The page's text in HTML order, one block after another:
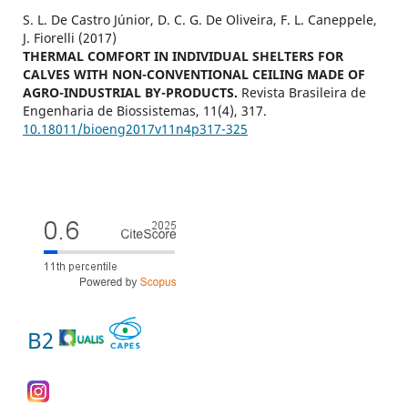
S. L. De Castro Júnior, D. C. G. De Oliveira, F. L. Caneppele,
J. Fiorelli (2017)
THERMAL COMFORT IN INDIVIDUAL SHELTERS FOR
CALVES WITH NON-CONVENTIONAL CEILING MADE OF
AGRO-INDUSTRIAL BY-PRODUCTS. Revista Brasileira de
Engenharia de Biossistemas, 11 (4), 317.
10.18011/bioeng2017v11n4p317-325
B2